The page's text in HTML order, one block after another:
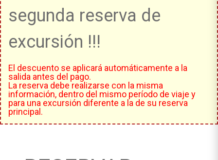
segunda reserva de
excursión !!!
El descuento se aplicará automáticamente a la
salida antes del pago.
La reserva debe realizarse con la misma
información, dentro del mismo período de viaje y
para una excursión diferente a la de su reserva
principal.